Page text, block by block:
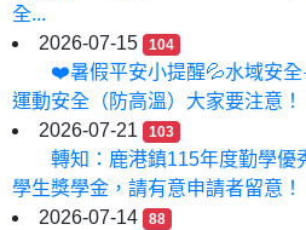
全...
2026-07-15
104
❤️暑假平安小提醒💦水域安
運動安全（防高溫）大家要注意！
2026-07-21
103
轉知：鹿港鎮115年度勤學優
學生獎學金，請有意申請者留意！
2026-07-14
88